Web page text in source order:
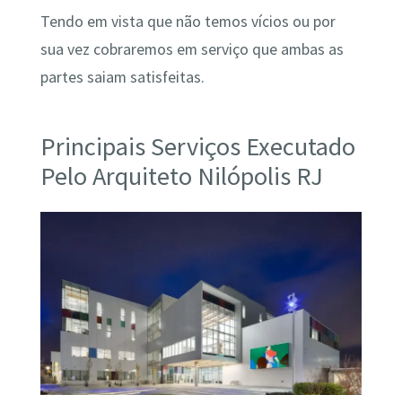
Tendo em vista que não temos vícios ou por
sua vez cobraremos em serviço que ambas as
partes saiam satisfeitas.
Principais Serviços Executado
Pelo Arquiteto Nilópolis RJ